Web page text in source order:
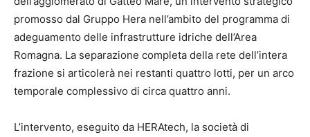
promosso dal Gruppo Hera nell’ambito del programma di
adeguamento delle infrastrutture idriche dell’Area
Romagna. La separazione completa della rete dell’intera
frazione si articolerà nei restanti quattro lotti, per un arco
temporale complessivo di circa quattro anni.
L’intervento, eseguito da HERAtech, la società di